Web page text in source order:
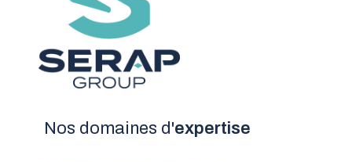
Nos domaines d'expertise